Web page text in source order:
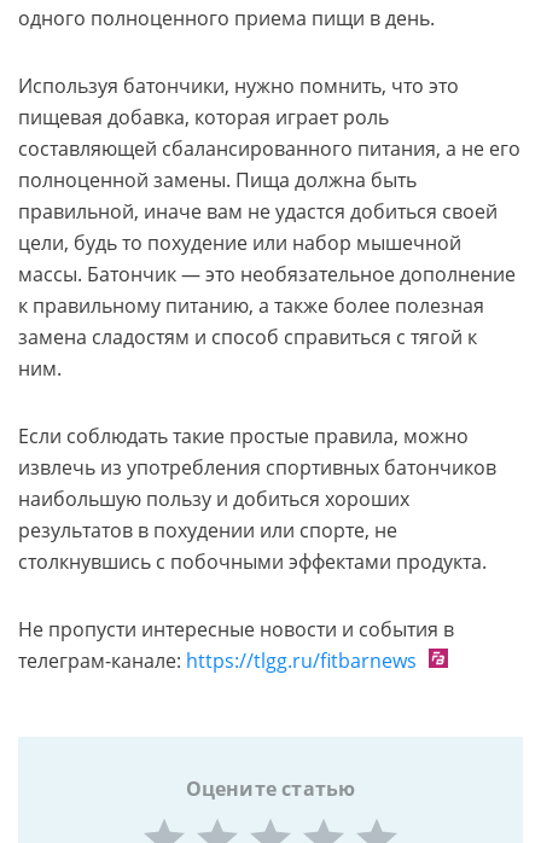
одного полноценного приема пищи в день.
Используя батончики, нужно помнить, что это
пищевая добавка, которая играет роль
составляющей сбалансированного питания, а не его
полноценной замены. Пища должна быть
правильной, иначе вам не удастся добиться своей
цели, будь то похудение или набор мышечной
массы. Батончик — это необязательное дополнение
к правильному питанию, а также более полезная
замена сладостям и способ справиться с тягой к
ним.
Если соблюдать такие простые правила, можно
извлечь из употребления спортивных батончиков
наибольшую пользу и добиться хороших
результатов в похудении или спорте, не
столкнувшись с побочными эффектами продукта.
Не пропусти интересные новости и события в
телеграм-канале: https://tlgg.ru/fitbarnews
Оцените статью